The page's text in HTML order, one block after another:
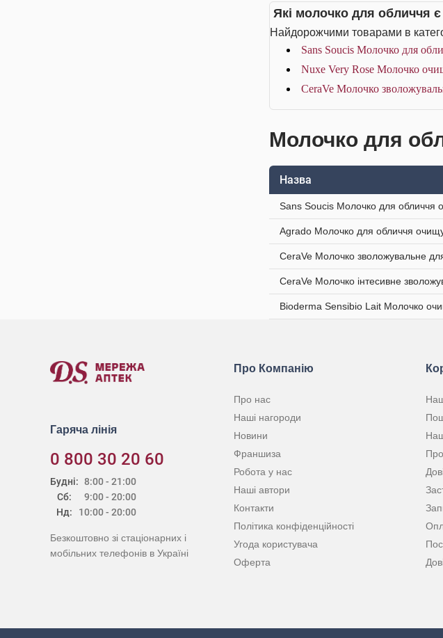
Які молочко для обличчя
Найдорожчими товарами в
Sans Soucis Молочко для
Nuxe Very Rose Молочко
CeraVe Молочко
Молочко для
Назва
Sans Soucis Молочко для обличчя
Agrado Молочко для обличчя
CeraVe Молочко зволожувальне
CeraVe Молочко інтесивне
Bioderma Sensibio Lait Молочко
Гаряча лінія
0 800 30 20 60
Будні:
Сб:
Нд:
8:00 - 21:00
9:00 - 20:00
10:00 - 20:00
Безкоштовно зі стаціонарних і
мобільних телефонів в Україні
Про Компанію
Про нас
Наші нагороди
Новини
Франшиза
Робота у нас
Наші автори
Контакти
Політика конфіденційності
Угода користувача
Оферта